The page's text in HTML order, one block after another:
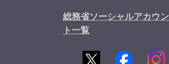
総務省ソーシャルアカウン
ト一覧